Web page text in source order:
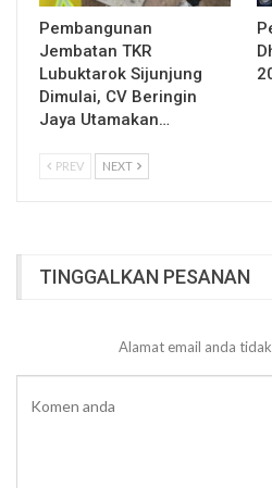
Pembangunan
Jembatan TKR
Lubuktarok Sijunjung
Dimulai, CV Beringin
Jaya Utamakan…
PREV NEXT
TINGGALKAN PESANAN
Alamat email anda